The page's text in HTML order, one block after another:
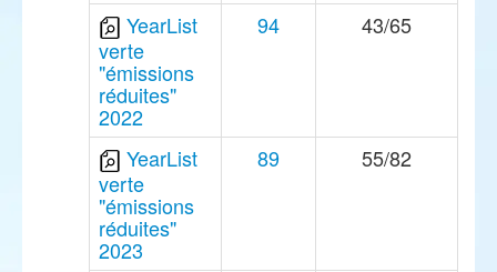
YearList
verte
"émissions
réduites"
2022
94 43/65
YearList
verte
"émissions
réduites"
2023
89 55/82